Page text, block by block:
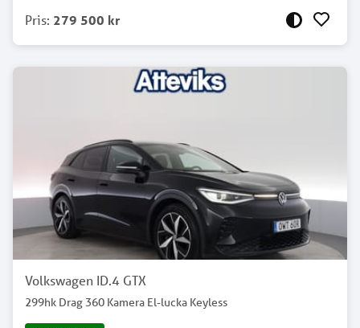
Pris: 279 500 kr
Volkswagen ID.4 GTX
299hk Drag 360 Kamera El-lucka Keyless